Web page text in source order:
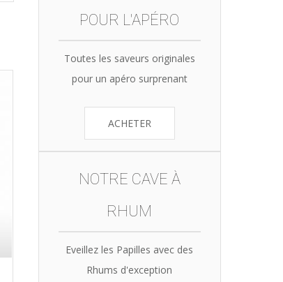
POUR L'APÉRO
Toutes les saveurs originales
pour un apéro surprenant
ACHETER
NOTRE CAVE À
RHUM
Eveillez les Papilles avec des
Rhums d'exception